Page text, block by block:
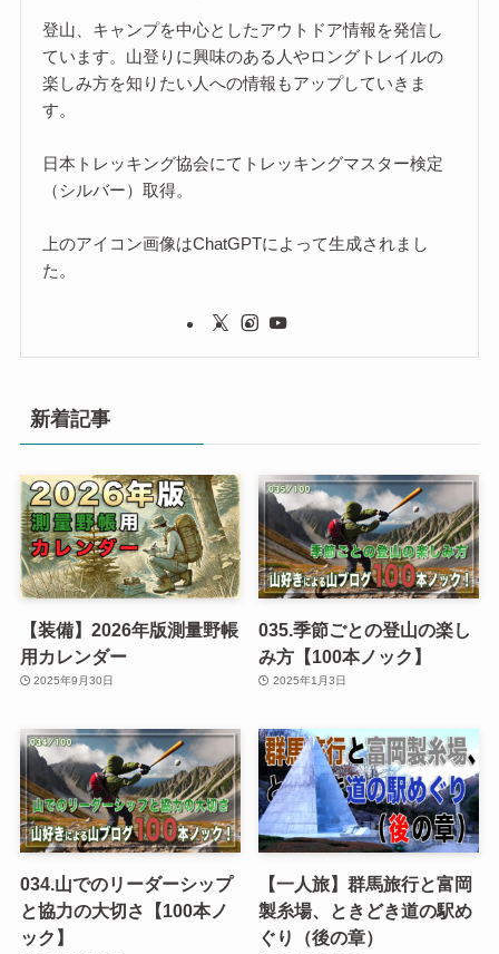
登山、キャンプを中心としたアウトドア情報を発信し
ています。山登りに興味のある人やロングトレイルの
楽しみ方を知りたい人への情報もアップしていきま
す。
日本トレッキング協会にてトレッキングマスター検定
（シルバー）取得。
上のアイコン画像はChatGPTによって生成されまし
た。
新着記事
【装備】2026年版測量野帳
用カレンダー
2025年9月30日
035.季節ごとの登山の楽し
み方【100本ノック】
2025年1月3日
034.山でのリーダーシップ
と協力の大切さ【100本ノ
ック】
【一人旅】群馬旅行と富岡
製糸場、ときどき道の駅め
ぐり（後の章）